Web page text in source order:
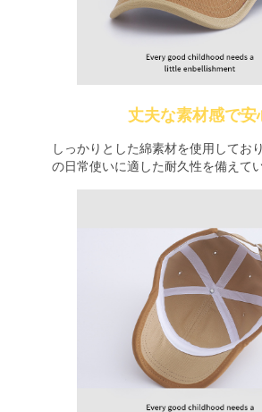
丈夫な素材感で安
しっかりとした綿素材を使用してお
の日常使いに適した耐久性を備えて